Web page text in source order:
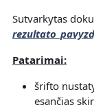
Sutvarkytas
Patarimai:
šrifto
esančias